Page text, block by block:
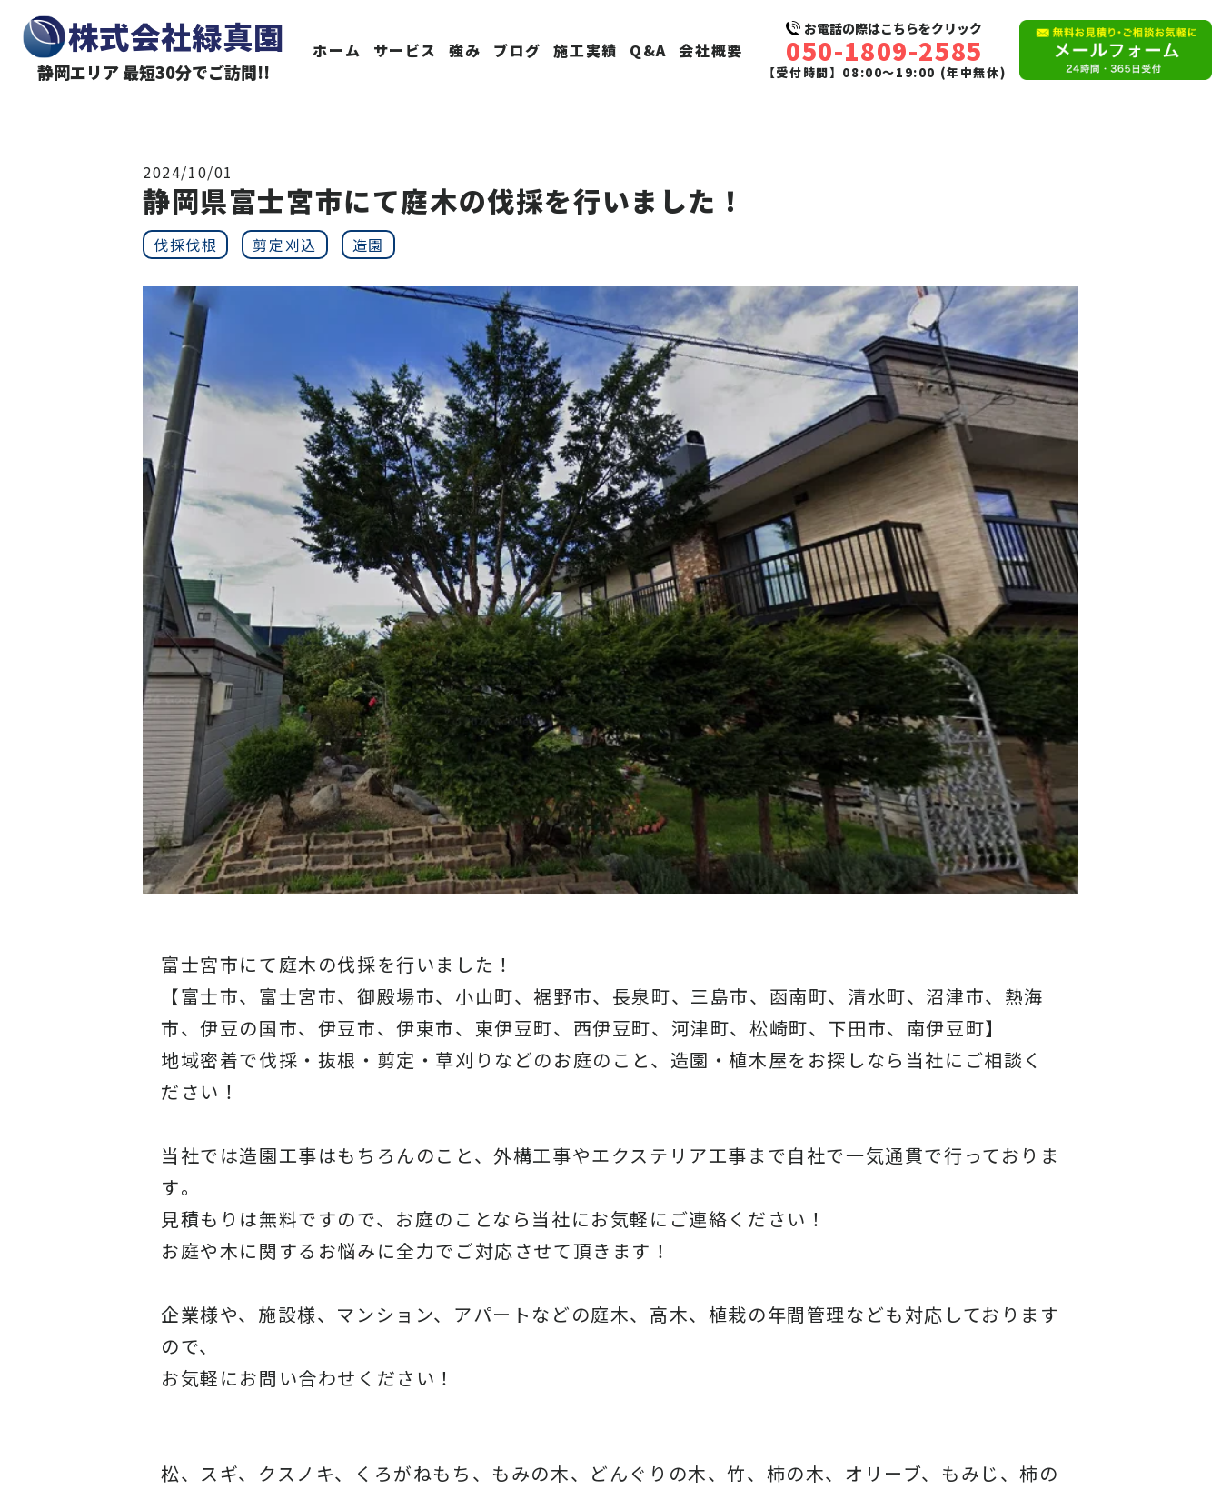
株式会社緑真園
静岡エリア 最短30分でご訪問!!
ホーム サービス 強み ブログ 施工実績 Q&A 会社概要
お電話の際はこちらをクリック
050-1809-2585
【受付時間】08:00〜19:00 (年中無休)
2024/10/01
静岡県富士宮市にて庭木の伐採を行いました！
伐採伐根 剪定刈込 造園
富士宮市にて庭木の伐採を行いました！
【富士市、富士宮市、御殿場市、小山町、裾野市、長泉町、三島市、函南町、清水町、沼津市、熱海
市、伊豆の国市、伊豆市、伊東市、東伊豆町、西伊豆町、河津町、松崎町、下田市、南伊豆町】
地域密着で伐採・抜根・剪定・草刈りなどのお庭のこと、造園・植木屋をお探しなら当社にご相談く
ださい！
当社では造園工事はもちろんのこと、外構工事やエクステリア工事まで自社で一気通貫で行っておりま
す。
見積もりは無料ですので、 お庭のことなら当社にお気軽にご連絡ください！
お庭や木に関するお悩みに全力でご対応させて頂きます！
企業様や、施設様、マンション、アパートなどの庭木、高木、 植栽の年間管理なども対応しております
ので、
お気軽にお問い合わせください！
松、スギ、クスノキ、くろがねもち、もみの木、どんぐりの木、竹、柿の木、オリーブ、もみじ、柿の